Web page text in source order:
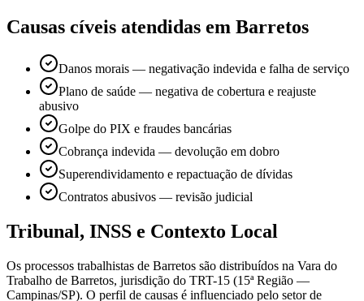
Causas cíveis atendidas em Barretos
Danos morais — negativação indevida e falha de serviço
Plano de saúde — negativa de cobertura e reajuste
abusivo
Golpe do PIX e fraudes bancárias
Cobrança indevida — devolução em dobro
Superendividamento e repactuação de dívidas
Contratos abusivos — revisão judicial
Tribunal, INSS e Contexto Local
Os processos trabalhistas de Barretos são distribuídos na Vara do
Trabalho de Barretos, jurisdição do TRT-15 (15ª Região —
Campinas/SP). O perfil de causas é influenciado pelo setor de